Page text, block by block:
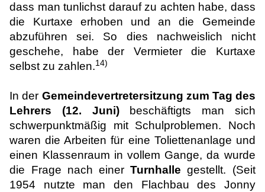
dass man tunlichst darauf zu achten habe, dass
die Kurtaxe erhoben und an die Gemeinde
abzuführen sei. So dies nachweislich nicht
geschehe, habe der Vermieter die Kurtaxe
selbst zu zahlen.14)
In der Gemeindevertretersitzung zum Tag des
Lehrers (12. Juni)beschäftigts man sich
schwerpunktmäßig mit Schulproblemen. Noch
waren die Arbeiten für eine Toliettenanlage und
einen Klassenraum in vollem Gange, da wurde
die Frage nach einerTurnhalle gestellt. (Seit
1954 nutzte man den Flachbau des Jonny